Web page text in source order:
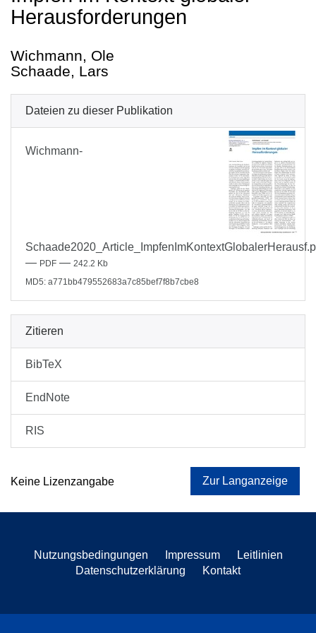
Herausforderungen
Wichmann, Ole
Schaade, Lars
Dateien zu dieser Publikation
Wichmann-
— PDF — 242.2 Kb
MD5: a771bb479552683a7c85bef7f8b7cbe8
Zitieren
BibTeX
EndNote
RIS
Keine Lizenzangabe Zur Langanzeige
Nutzungsbedingungen Impressum
Leitlinien
Datenschutzerklärung
Kontakt